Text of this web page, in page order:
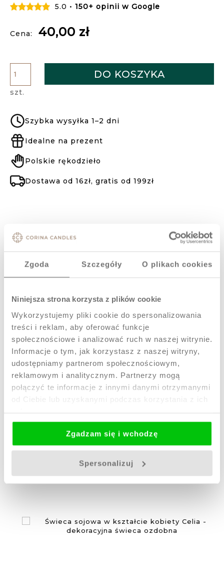
Zgoda Szczegóły O plikach cookies
Niniejsza strona korzysta z plików cookie
Wykorzystujemy pliki cookie do spersonalizowania
treści i reklam, aby oferować funkcje
społecznościowe i analizować ruch w naszej witrynie.
Informacje o tym, jak korzystasz z naszej witryny,
udostępniamy partnerom społecznościowym,
reklamowym i analitycznym. Partnerzy mogą
połączyć te informacje z innymi danymi otrzymanymi
od Ciebie lub uzyskanymi podczas korzystania z ich
Zgadzam się i wchodzę
Spersonalizuj
5.0 • 150+ opinii w Google
Cena: 40,00 zł
szt.
DO KOSZYKA
Szybka wysyłka 1–2 dni
Idealne na prezent
Polskie rękodzieło
Dostawa od 16zł, gratis od 199zł
OPIS
Świeca Margot M to podziw dla klasycznego
piękna i delikatności formy. Inspirowana
Wykonana z naturalnego wosku...pokaż więcej
DANE TECHNICZNE
Kraj pochodzenia
PRODUKT POLSKI
Wymiary świecy (wys. x szer.)
wys. 10cm x 8,5cm
PRODUKTY POWIĄZANE